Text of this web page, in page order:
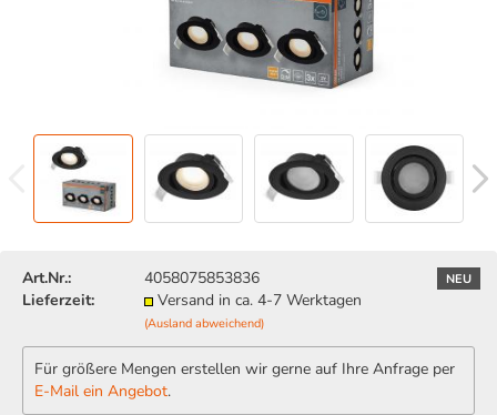
NEU
Art.Nr.:
4058075853836
Lieferzeit:
Versand in ca. 4-7 Werktagen
(Ausland abweichend)
Für größere Mengen erstellen wir gerne auf Ihre Anfrage per
E-Mail ein Angebot.